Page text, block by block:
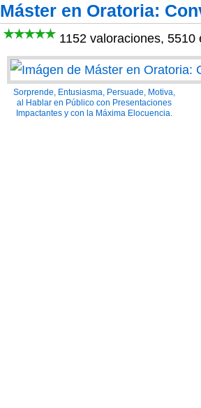
Máster en Oratoria:
1152 valoraciones,
Sorprende, Entusiasma, Persuade, Motiva,
al Hablar en Público con Presentaciones
Impactantes y con la Máxima Elocuencia.